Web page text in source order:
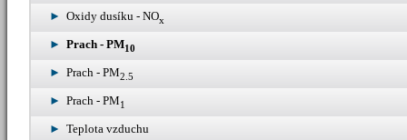
Oxidy dusíku - NOx
Prach - PM10
Prach - PM2.5
Prach - PM1
Teplota vzduchu